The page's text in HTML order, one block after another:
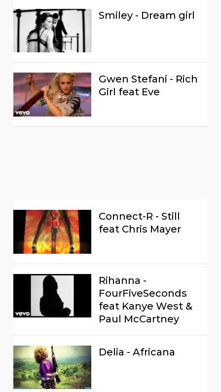
Smiley - Dream girl
Gwen Stefani - Rich
Girl feat Eve
Connect-R - Still
feat Chris Mayer
Rihanna -
FourFiveSeconds
feat Kanye West &
Paul McCartney
Delia - Africana